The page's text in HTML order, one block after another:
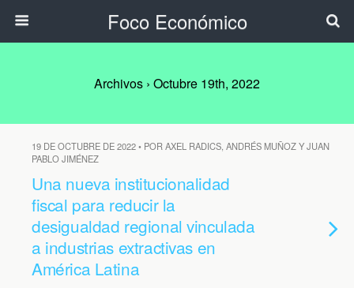
Foco Económico
Archivos › Octubre 19th, 2022
19 DE OCTUBRE DE 2022 • POR AXEL RADICS, ANDRÉS MUÑOZ Y JUAN
PABLO JIMÉNEZ
Una nueva institucionalidad
fiscal para reducir la
desigualdad regional vinculada
a industrias extractivas en
América Latina